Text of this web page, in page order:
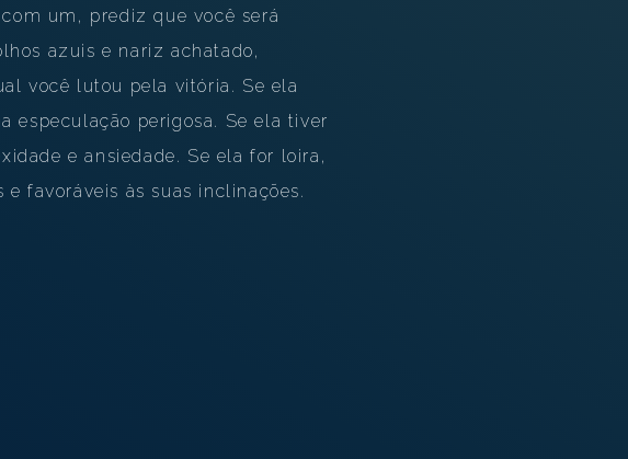
um, prediz que você será
azuis e nariz achatado,
você lutou pela vitória. Se ela
especulação perigosa. Se ela tiver
e ansiedade. Se ela for loira,
favoráveis ​​às suas inclinações.